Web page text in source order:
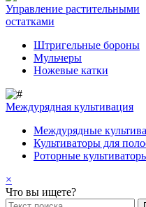
Управление растительными
остатками
Штригельные бороны
Мульчеры
Ножевые катки
Междурядная культивация
Междурядные
Культиваторы для
Роторные
×
Что вы ищете?